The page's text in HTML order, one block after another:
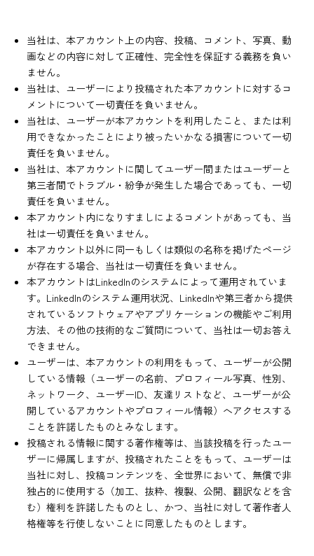
当社は、本アカウント上の内容、投稿、コメント、写真、動
画などの内容に対して正確性、完全性を保証する義務を負い
ません。
当社は、ユーザーにより投稿された本アカウントに対するコ
メントについて一切責任を負いません。
当社は、ユーザーが本アカウントを利用したこと、または利
用できなかったことにより被ったいかなる損害について一切
責任を負いません。
当社は、本アカウントに関してユーザー間またはユーザーと
第三者間でトラブル・紛争が発生した場合であっても、一切
責任を負いません。
本アカウント内になりすましによるコメントがあっても、当
社は一切責任を負いません。
本アカウント以外に同一もしくは類似の名称を掲げたページ
が存在する場合、当社は一切責任を負いません。
本アカウントはLinkedInのシステムによって運用されていま
す。LinkedInのシステム運用状況、LinkedInや第三者から提供
されているソフトウェアやアプリケーションの機能やご利用
方法、その他の技術的なご質問について、当社は一切お答え
できません。
ユーザーは、本アカウントの利用をもって、ユーザーが公開
している情報（ユーザーの名前、プロフィール写真、性別、
ネットワーク、ユーザーID、友達リストなど、ユーザーが公
開しているアカウントやプロフィール情報）へアクセスする
ことを許諾したものとみなします。
投稿される情報に関する著作権等は、当該投稿を行ったユー
ザーに帰属しますが、投稿されたことをもって、ユーザーは
当社に対し、投稿コンテンツを、全世界において、無償で非
独占的に使用する（加工、抜粋、複製、公開、翻訳などを含
む）権利を許諾したものとし、かつ、当社に対して著作者人
格権等を行使しないことに同意したものとします。